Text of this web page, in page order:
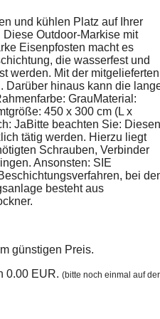
und kühlen Platz auf Ihrer
Outdoor-Markise mit
Eisenpfosten macht es
die wasserfest und
werden. Mit der mitgelieferten
Darüber hinaus kann die
GrauMaterial:
450 x 300 cm (L x
JaBitte beachten Sie: Diesen
tätig werden. Hierzu liegt
Schrauben, Verbinder
Ansonsten: SIE
bei
besteht aus
günstigen Preis.
0.00 EUR. (bitte noch einmal auf der